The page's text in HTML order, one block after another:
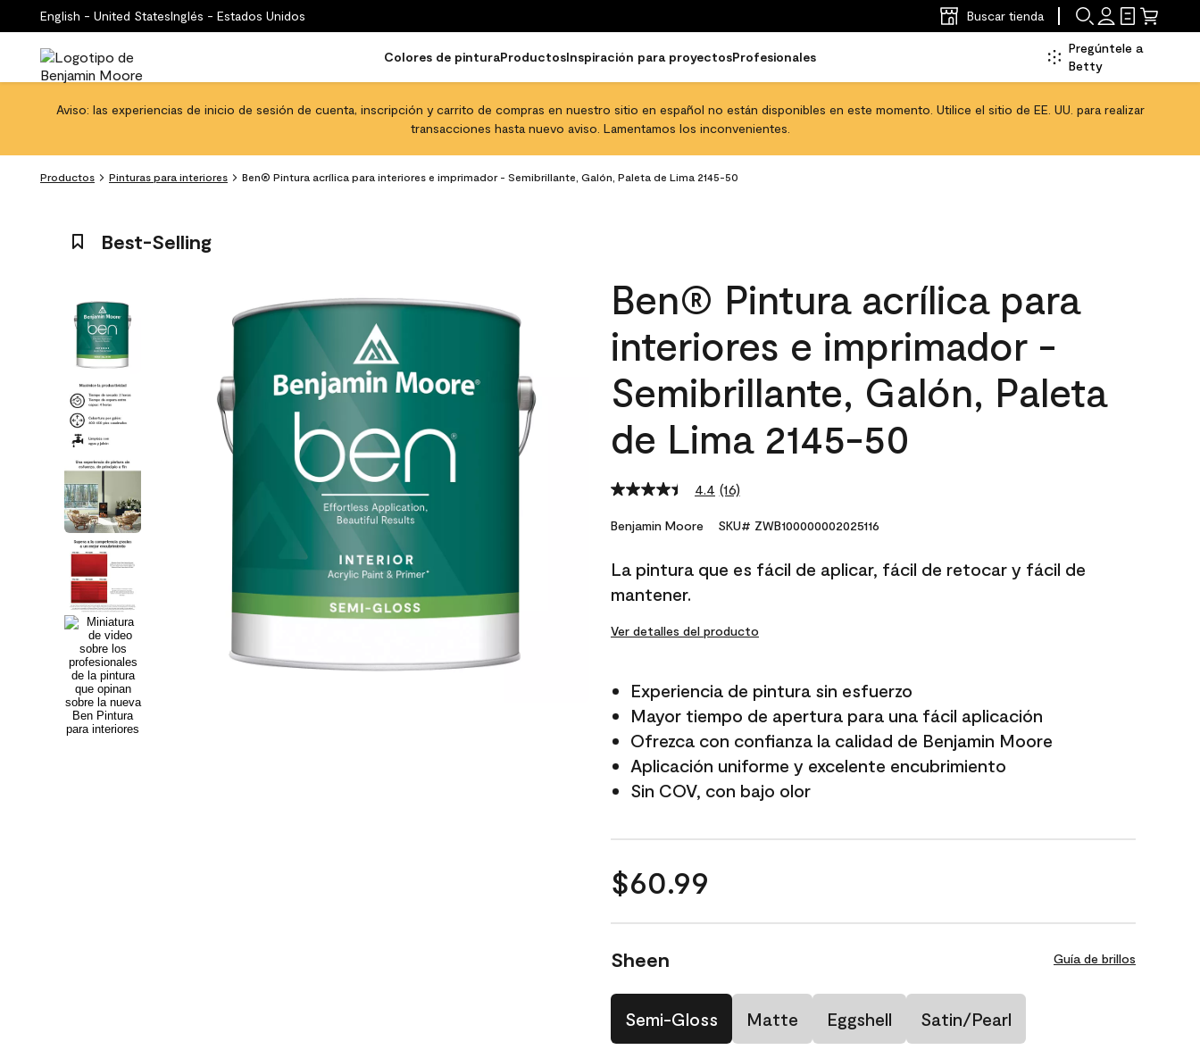
English - United StatesInglés - Estados Unidos Buscar tienda
Colores de pinturaProductosInspiración para proyectosProfesionales
Pregúntele a
Betty
Aviso: las experiencias de inicio de sesión de cuenta, inscripción y carrito de compras en nuestro sitio en español no están disponibles en este momento. Utilice el sitio de EE. UU. para realizar
transacciones hasta nuevo aviso. Lamentamos los inconvenientes.
Productos Pinturas para interiores Ben® Pintura acrílica para interiores e imprimador - Semibrillante, Galón, Paleta de Lima 2145-50
Best-Selling
Ben® Pintura acrílica para
interiores e imprimador -
Semibrillante, Galón, Paleta
de Lima 2145-50
4.4 Read
Reviews.
link.
(16)
Benjamin Moore SKU# ZWB100000002025116
La pintura que es fácil de aplicar, fácil de retocar y fácil de
mantener.
Ver detalles del producto
Experiencia de pintura sin esfuerzo
Mayor tiempo de apertura para una fácil aplicación
Ofrezca con confianza la calidad de Benjamin Moore
Aplicación uniforme y excelente encubrimiento
Sin COV, con bajo olor
$60.99
Sheen Guía de brillos
Semi-Gloss Matte Eggshell Satin/Pearl